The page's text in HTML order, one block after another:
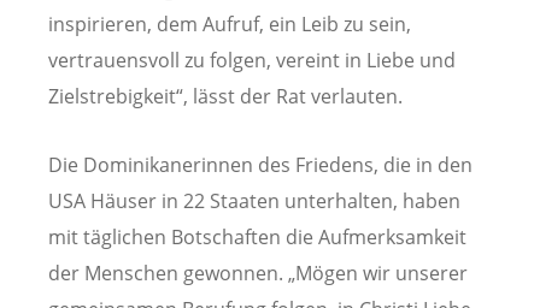
inspirieren, dem Aufruf, ein Leib zu sein,
vertrauensvoll zu folgen, vereint in Liebe und
Zielstrebigkeit“, lässt der Rat verlauten.
Die Dominikanerinnen des Friedens, die in den
USA Häuser in 22 Staaten unterhalten, haben
mit täglichen Botschaften die Aufmerksamkeit
der Menschen gewonnen. „Mögen wir unserer